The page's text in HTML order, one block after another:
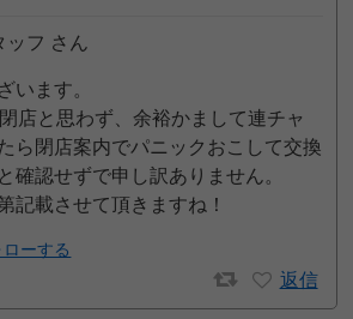
ッフ さん
います。
店と思わず、余裕かまして連チャ
ら閉店案内でパニックおこして交換
確認せずで申し訳ありません。
記載させて頂きますね！
ーする
返信